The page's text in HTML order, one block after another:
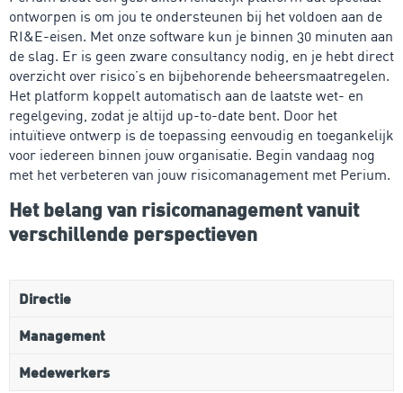
ontworpen is om jou te ondersteunen bij het voldoen aan de
RI&E-eisen. Met onze software kun je binnen 30 minuten aan
de slag. Er is geen zware consultancy nodig, en je hebt direct
overzicht over risico’s en bijbehorende beheersmaatregelen.
Het platform koppelt automatisch aan de laatste wet- en
regelgeving, zodat je altijd up-to-date bent. Door het
intuïtieve ontwerp is de toepassing eenvoudig en toegankelijk
voor iedereen binnen jouw organisatie. Begin vandaag nog
met het verbeteren van jouw risicomanagement met Perium.
Het belang van risicomanagement vanuit
verschillende perspectieven
Directie
Management
Medewerkers